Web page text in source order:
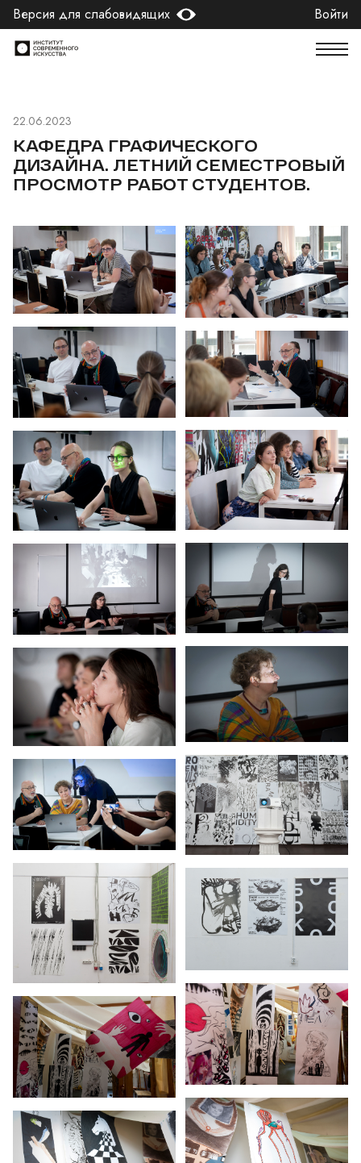
Версия для слабовидящих Войти
22.06.2023
КАФЕДРА ГРАФИЧЕСКОГО
ДИЗАЙНА. ЛЕТНИЙ СЕМЕСТРОВЫЙ
ПРОСМОТР РАБОТ СТУДЕНТОВ.